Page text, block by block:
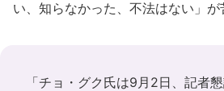
い、知らなかった、不法はない」が
「チョ・グク氏は9月2日、記者